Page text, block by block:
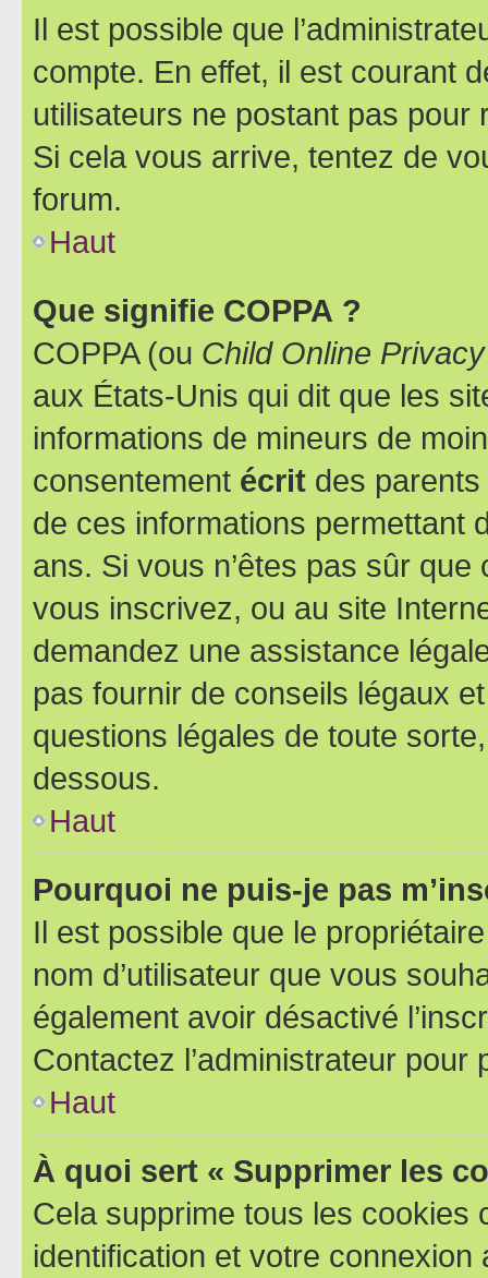
Il est possible que
compte. En effet, il est courant
utilisateurs ne postant pas pour
Si cela vous arrive, tentez de
forum.
Haut
Que signifie COPPA ?
COPPA (ou Child Online
aux États-Unis qui dit que les
informations de mineurs de
consentement écrit des parents
de ces informations permettant
ans. Si vous n’êtes pas sûr
vous inscrivez, ou au site
demandez une assistance
pas fournir de conseils légaux
questions légales de toute
dessous.
Haut
Pourquoi ne puis-je pas
Il est possible que le
nom d’utilisateur que vous
également avoir désactivé
Contactez l’administrateur
Haut
À quoi sert « Supprimer les
Cela supprime tous les cookies
identification et votre